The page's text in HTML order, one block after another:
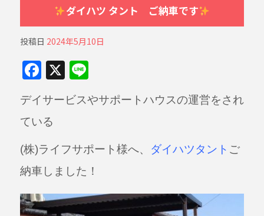
ダイハツ タント ご納車です
投稿日 2024年5月10日
F
a
c
e
b
o
o
k
X Li
n
e
デイサービスやサポートハウスの運営をされ
ている
(株)ライフサポート様へ、 ダイハツタント ご
納車しました！